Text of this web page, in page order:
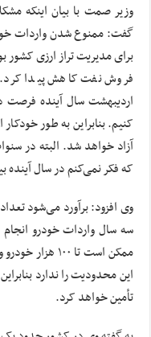
وزیر صمت با بیان اینکه
گفت: ممنوع شدن واردات
فروش نفت کاهش پیدا کرد.
اردیبهشت سال آینده فرصت
کنیم. بنابراین به طور
که فکر نمی‌کنم در سال آینده
وی افزود: برآورد می‌شود
سه سال واردات خودرو انجام
ممکن است تا
این محدودیت را ندارد
تأمین خواهد کرد.